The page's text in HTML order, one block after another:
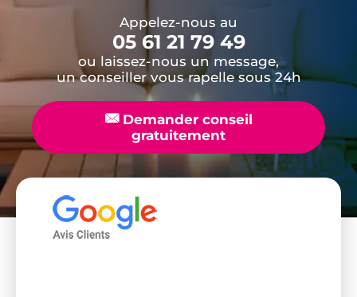
Appelez-nous au
05 61 21 79 49
ou laissez-nous un message,
un conseiller vous rapelle sous 24h
📧Demander conseil
gratuitement